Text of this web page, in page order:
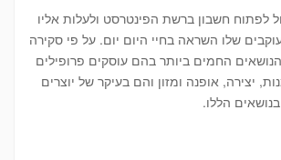
לפתוח חשבון ברשת הפינטרסט ולעלות אליו
שלו השראה בחיי היום יום. על פי סקירה
החמים ביותר בהם עוסקים פרופילים
יצירה, אופנה ומזון והם בעיקר של יוצרים
הללו.